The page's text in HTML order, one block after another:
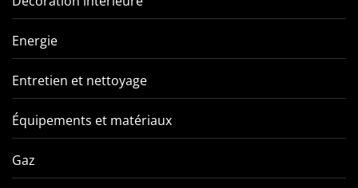
Energie
Entretien et nettoyage
Équipements et matériaux
Gaz